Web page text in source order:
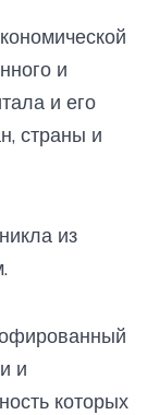
и
и его
страны и
из
и
которых